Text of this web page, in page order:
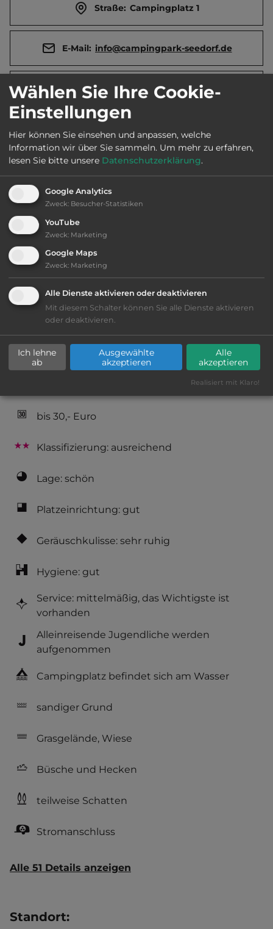
Straße: Campingplatz 1
E-Mail: info@campingpark-seedorf.de
Webseite: www.campingpark-seedorf.de
28.3. bis 2.10.
Telefon: 039957 29139
Sehenswürdigkeiten:
Ivenacker Eichen (1000_Jahre). Schloss Basedow.
Burg Schlitz.
Ausstattung
bis 30,- Euro
Klassifizierung: ausreichend
Lage: schön
Platzeinrichtung: gut
Geräuschkulisse: sehr ruhig
Hygiene: gut
Service: mittelmäßig, das Wichtigste ist
vorhanden
Alleinreisende Jugendliche werden
aufgenommen
Campingplatz befindet sich am Wasser
sandiger Grund
Grasgelände, Wiese
Büsche und Hecken
teilweise Schatten
Stromanschluss
Alle 51 Details anzeigen
Standort:
Wählen Sie Ihre Cookie-
Einstellungen
Hier können Sie einsehen und anpassen, welche
Information wir über Sie sammeln. Um mehr zu erfahren,
lesen Sie bitte unsere Datenschutzerklärung.
Google Analytics
Zweck: Besucher-Statistiken
YouTube
Zweck: Marketing
Google Maps
Zweck: Marketing
Alle Dienste aktivieren oder deaktivieren
Mit diesem Schalter können Sie alle Dienste aktivieren
oder deaktivieren.
Ich lehne
ab
Ausgewählte
akzeptieren
Alle
akzeptieren
Realisiert mit Klaro!